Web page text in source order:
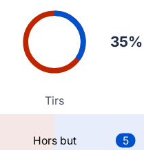
de VfL Wolfsbourg.
de joueur
procède à un deuxième
35%
Tirs
Hors but 5